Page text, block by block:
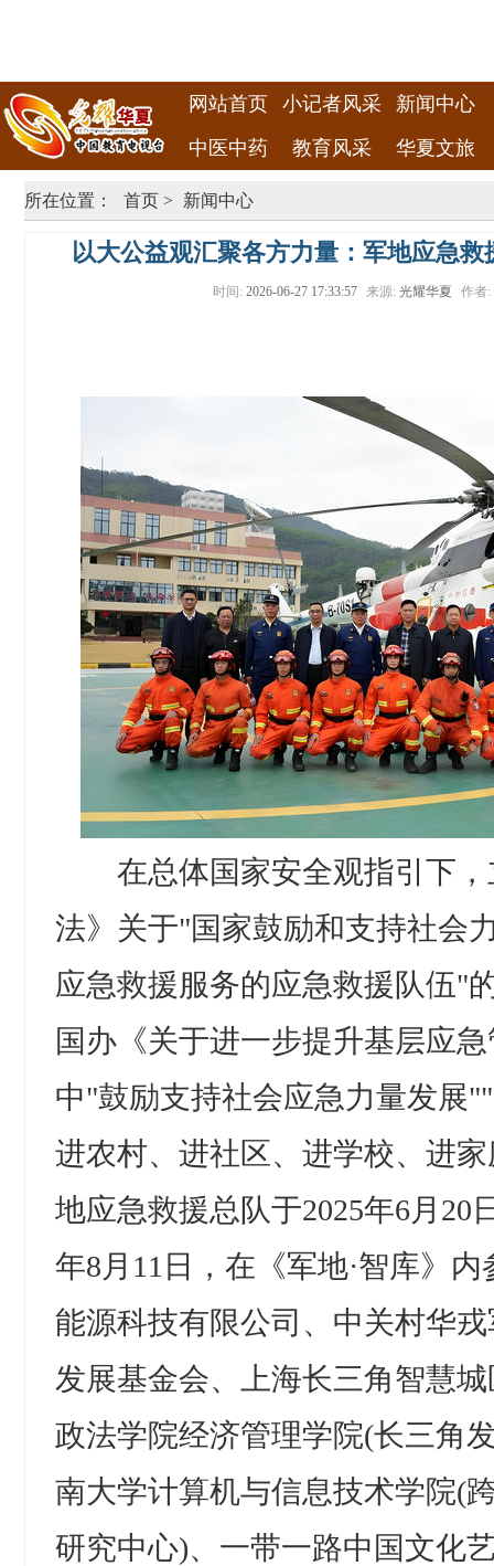
网站首页 小记者风采
新闻中心
中医中药
教育风采 华夏文旅
所在位置： 首页 > 新闻中心
以大公益观汇聚各方力量：军地应急
时间: 2026-06-27 17:33:57 来源: 光耀华夏 作者:
在总体国家安全观指引下，
法》关于"国家鼓励和支持社会
应急救援服务的应急救援队伍"
国办《关于进一步提升基层应
中"鼓励支持社会应急力量发展
进农村、进社区、进学校、进
地应急救援总队于2025年6月20
年8月11日，在《军地·智库》
能源科技有限公司、中关村华
发展基金会、上海长三角智慧
政法学院经济管理学院(长三角
南大学计算机与信息技术学院(
研究中心)、一带一路中国文化